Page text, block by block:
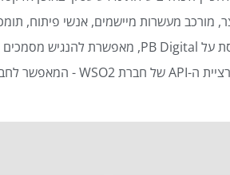
מעשרות מיישמים, אנשי פיתוח,